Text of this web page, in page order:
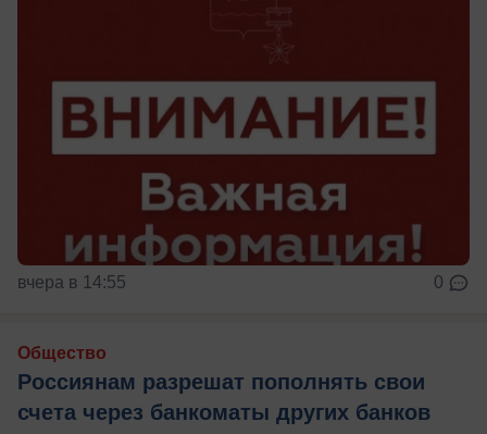
вчера в 14:55 0
Общество
Россиянам разрешат пополнять свои
счета через банкоматы других банков